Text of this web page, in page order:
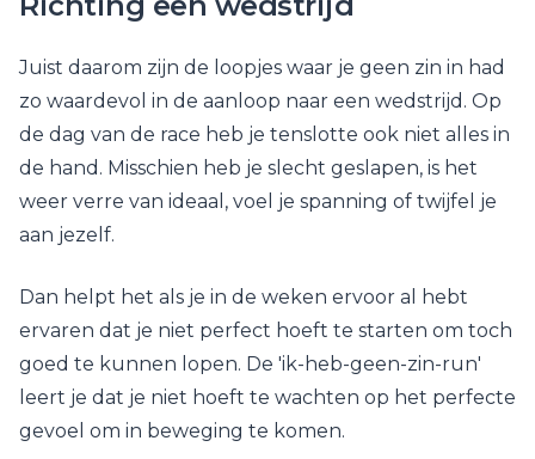
Juist daarom zijn de loopjes waar je geen zin in had
zo waardevol in de aanloop naar een wedstrijd. Op
de dag van de race heb je tenslotte ook niet alles in
de hand. Misschien heb je slecht geslapen, is het
weer verre van ideaal, voel je spanning of twijfel je
aan jezelf.
Dan helpt het als je in de weken ervoor al hebt
ervaren dat je niet perfect hoeft te starten om toch
goed te kunnen lopen. De 'ik-heb-geen-zin-run'
leert je dat je niet hoeft te wachten op het perfecte
gevoel om in beweging te komen.